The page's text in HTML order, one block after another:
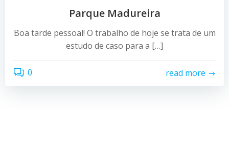
Parque Madureira
Boa tarde pessoal! O trabalho de hoje se trata de um
estudo de caso para a […]
0 read more